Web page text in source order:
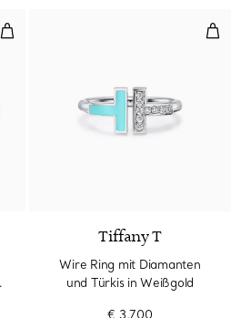
Wire Armreif mit Diamanten
Tiffany T
Wire Ring mit Diamanten
und Türkis in Weißgold
€ 3.700